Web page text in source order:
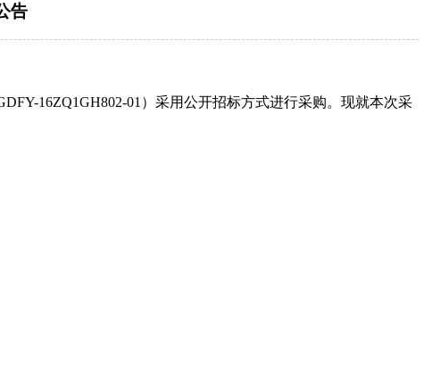
告
16ZQ1GH802-01）采用公开招标方式进行采购。现就本次采